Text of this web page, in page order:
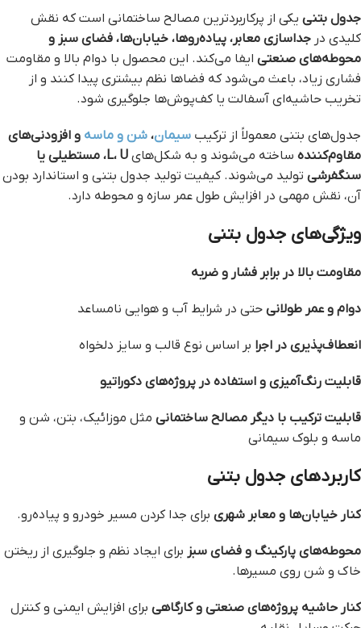
جدول بتنی یکی از پرکاربردترین مصالح ساختمانی است که نقش
کلیدی در جداسازی معابر، پیاده‌روها، خیابان‌ها، فضای سبز و
محوطه‌های صنعتی ایفا می‌کند. این محصول با دوام بالا و مقاومت
فشاری زیاد، باعث می‌شود که فضاها نظم بیشتری پیدا کنند و از
تخریب حاشیه‌ای آسفالت یا کف‌پوش‌ها جلوگیری شود.
جدول‌های بتنی معمولاً از ترکیب سیمان، شن و ماسه و افزودنی‌های
مقاوم‌کننده ساخته می‌شوند و به شکل‌های
L، U، مستطیلی یا
سنگفرشی تولید می‌شوند. کیفیت تولید جدول بتنی و استاندارد بودن
آن، نقش مهمی در افزایش طول عمر سازه و محوطه دارد.
ویژگی‌های جدول بتنی
مقاومت بالا در برابر فشار و ضربه
دوام و عمر طولانی حتی در شرایط آب و هوایی نامساعد
انعطاف‌پذیری در اجرا بر اساس نوع قالب و سایز دلخواه
قابلیت رنگ‌آمیزی و استفاده در پروژه‌های دکوراتیو
قابلیت ترکیب با دیگر مصالح ساختمانی مثل موزائیک، بتن، شن و
ماسه و بلوک سیمانی
کاربردهای جدول بتنی
کنار خیابان‌ها و معابر شهری برای جدا کردن مسیر خودرو و پیاده‌رو.
محوطه‌های پارکینگ و فضای سبز برای ایجاد نظم و جلوگیری از ریختن
خاک و شن روی مسیرها.
کنار حاشیه پروژه‌های صنعتی و کارگاهی برای افزایش ایمنی و کنترل